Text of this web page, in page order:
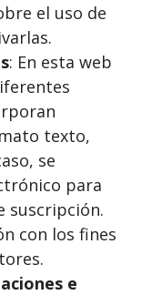
el uso de
: En esta web
texto,
se
para
suscripción.
con los fines
e